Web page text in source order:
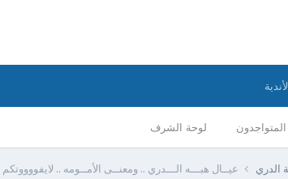
المتواجدون لوحة الشرف
الدري عيــال هبـــه الـــدري .. ومعنــى الأمــومه .. لايفووووتكم